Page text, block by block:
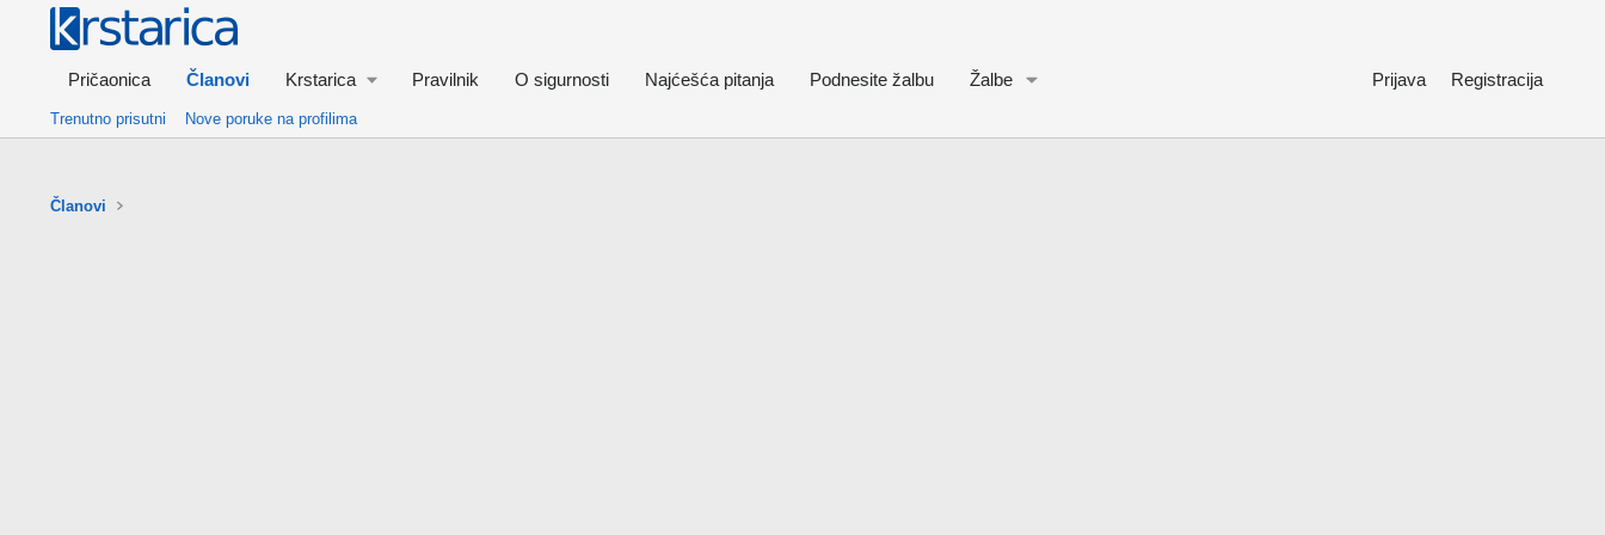
Pričaonica Članovi Krstarica Pravilnik O sigurnosti Najćešća pitanja Podnesite žalbu Žalbe Prijava Registracija
Trenutno prisutni Nove poruke na profilima
Članovi